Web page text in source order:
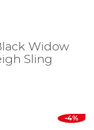
Widow
Sling
-4%